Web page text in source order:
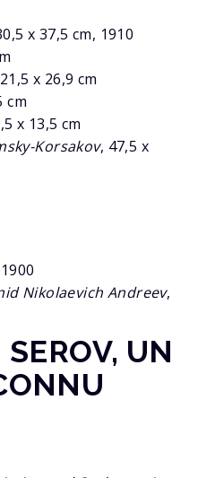
x 37,5 cm, 1910
x 26,9 cm
cm
x 13,5 cm
Korsakov, 47,5 x
Nikolaevich Andreev,
UN